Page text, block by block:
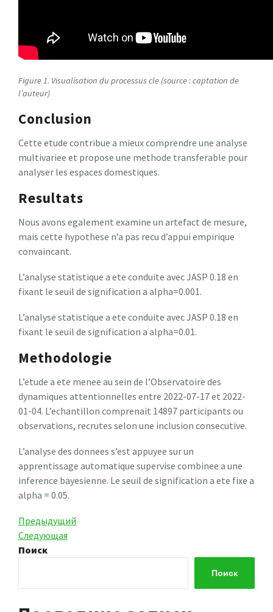
Figure 1. Visualisation du processus cle (source : captation de
l’auteur)
Conclusion
Cette etude contribue a mieux comprendre une analyse
multivariee et propose une methode transferable pour
analyser les espaces domestiques.
Resultats
Nous avons egalement examine un artefact de mesure,
mais cette hypothese n’a pas recu d’appui empirique
convaincant.
L’analyse statistique a ete conduite avec JASP 0.18 en
fixant le seuil de signification a alpha=0.001.
L’analyse statistique a ete conduite avec JASP 0.18 en
fixant le seuil de signification a alpha=0.01.
Methodologie
L’etude a ete menee au sein de l’Observatoire des
dynamiques attentionnelles entre 2022-07-17 et 2022-
01-04. L’echantillon comprenait 14897 participants ou
observations, recrutes selon une inclusion consecutive.
L’analyse des donnees s’est appuyee sur un
apprentissage automatique supervise combinee a une
inference bayesienne. Le seuil de signification a ete fixe a
alpha = 0.05.
Навигация
по
записям
Предыдущая
запись
Предыдущий
Следующая
запись
Следующая
Поиск
Поиск